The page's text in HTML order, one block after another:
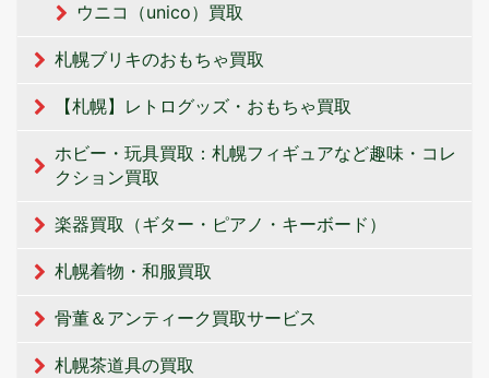
ウニコ（unico）買取
札幌ブリキのおもちゃ買取
【札幌】レトログッズ・おもちゃ買取
ホビー・玩具買取：札幌フィギュアなど趣味・コレ
クション買取
楽器買取（ギター・ピアノ・キーボード）
札幌着物・和服買取
骨董＆アンティーク買取サービス
札幌茶道具の買取